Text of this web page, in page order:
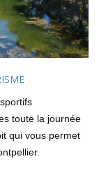
toute la journée
qui vous permet